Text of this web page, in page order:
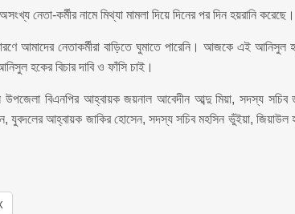
নেতা-কর্মীর নামে মিথ্যা মামলা দিয়ে দিনের পর দিন হয়রানি করেছে।
আমাদের নেতাকর্মীরা বাড়িতে ঘুমাতে পারেনি। আজকে এই
হকের বিচার দাবি ও ফাঁসি চাই।
উপজেলা বিএনপির আহ্বায়ক জয়নাল আবেদীন আব্দু মিয়া, সদস্য
যুবদলের আহ্বায়ক জাকির হোসেন, সদস্য সচিব মহসিন ভুঁইয়া, জিয়াউল